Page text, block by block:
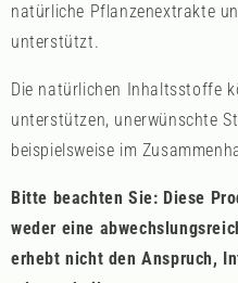
natürliche Pflanzenextrakte
unterstützt.
Die natürlichen Inhaltsstoffe
unterstützen, unerwünschte
beispielsweise im
Bitte beachten Sie: Diese
weder eine
erhebt nicht den Anspruch,